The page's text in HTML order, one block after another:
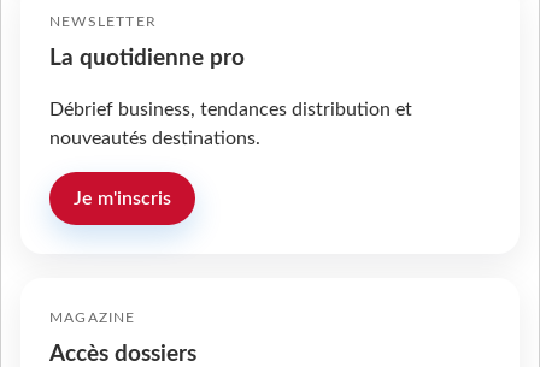
NEWSLETTER
La quotidienne pro
Débrief business, tendances distribution et
nouveautés destinations.
Je m'inscris
MAGAZINE
Accès dossiers